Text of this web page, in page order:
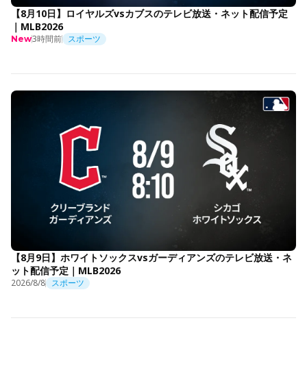
【8月10日】ロイヤルズvsカブスのテレビ放送・ネット配信予定
｜MLB2026
New3時間前 スポーツ
【8月9日】ホワイトソックスvsガーディアンズのテレビ放送・ネ
ット配信予定｜MLB2026
2026/8/8 スポーツ